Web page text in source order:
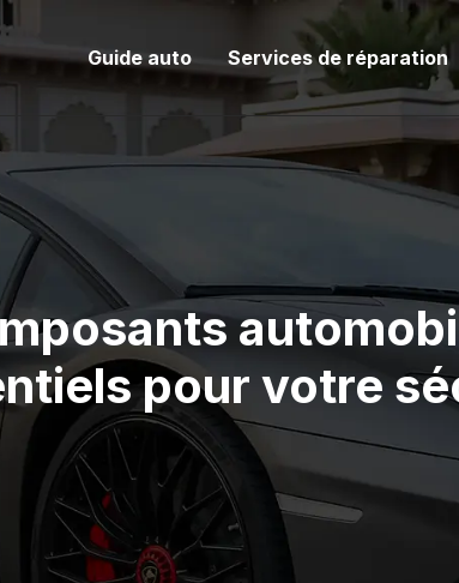
Guide auto Services de réparation
pour votre